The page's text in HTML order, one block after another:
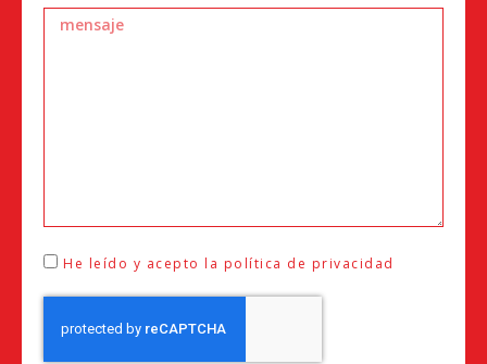
He leído y acepto la política de privacidad